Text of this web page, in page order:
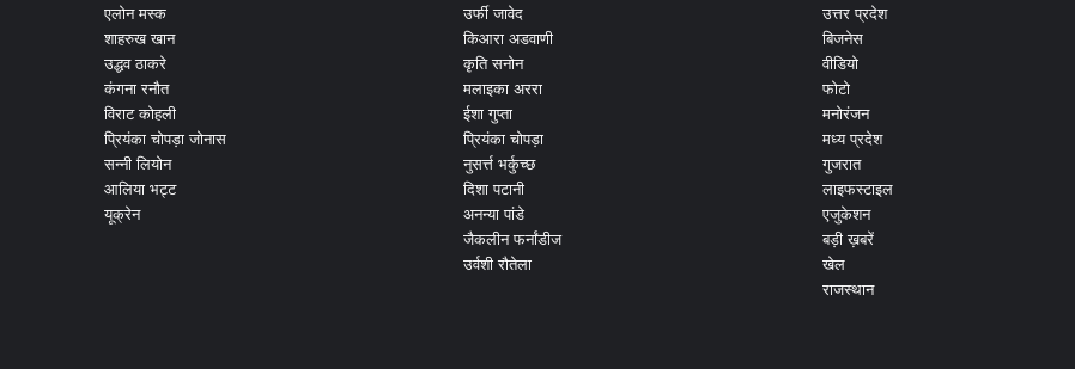
एलोन मस्क
शाहरुख खान
उद्धव ठाकरे
कंगना रनौत
विराट कोहली
प्रियंका चोपड़ा जोनास
सन्नी लियोन
आलिया भट्ट
यूक्रेन
उर्फी जावेद
किआरा अडवाणी
कृति सनोन
मलाइका अररा
ईशा गुप्ता
प्रियंका चोपड़ा
नुसर्त्त भर्कुच्छ
दिशा पटानी
अनन्या पांडे
जैकलीन फर्नांडीज
उर्वशी रौतेला
उत्तर प्रदेश
बिजनेस
वीडियो
फोटो
मनोरंजन
मध्य प्रदेश
गुजरात
लाइफस्टाइल
एजुकेशन
बड़ी ख़बरें
खेल
राजस्थान